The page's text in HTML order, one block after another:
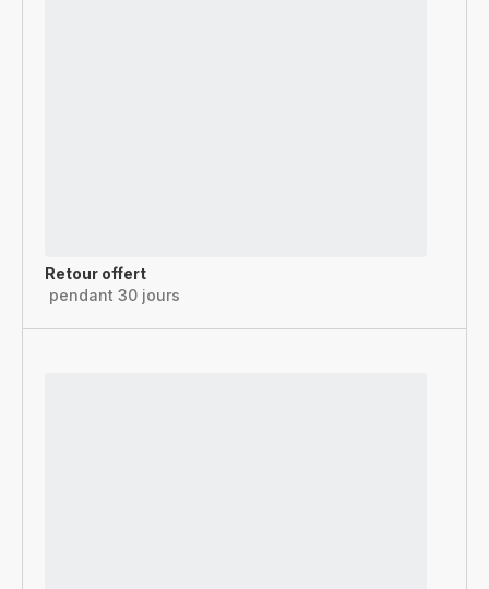
Retour offert
pendant 30 jours